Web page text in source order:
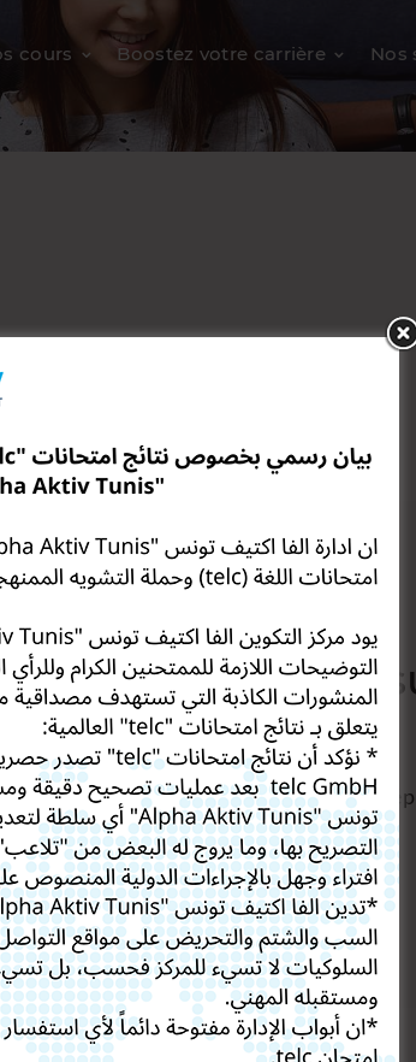
cours Boostez votre carrière Nos
EN CONTACT
d'informations
?
sommes à votre disposition pour
guider dans votre requête
NOUS